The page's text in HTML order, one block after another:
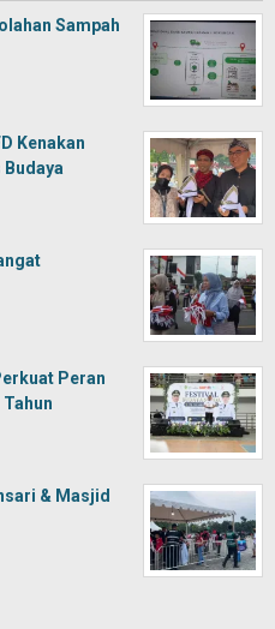
Sampah
Kenakan
Peran
Tahun
& Masjid